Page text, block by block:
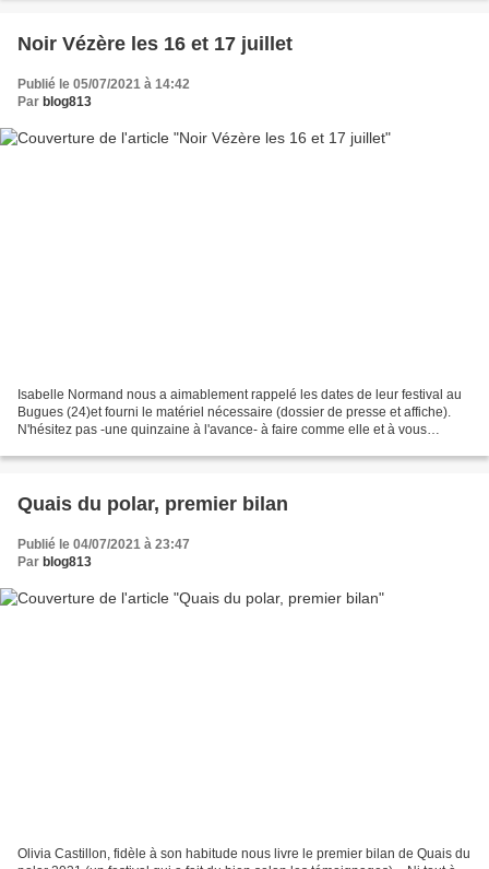
Noir Vézère les 16 et 17 juillet
Publié le 05/07/2021 à 14:42
Par blog813
Isabelle Normand nous a aimablement rappelé les dates de leur festival au
Bugues (24)et fourni le matériel nécessaire (dossier de presse et affiche).
N'hésitez pas -une quinzaine à l'avance- à faire comme elle et à vous
Quais du polar, premier bilan
Publié le 04/07/2021 à 23:47
Par blog813
Olivia Castillon, fidèle à son habitude nous livre le premier bilan de Quais du